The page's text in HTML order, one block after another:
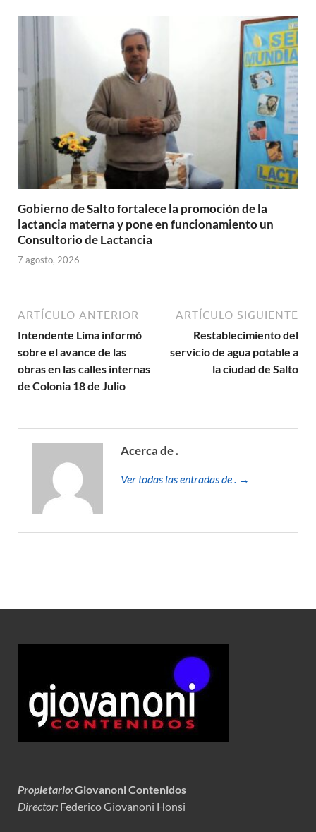
Gobierno de Salto fortalece la promoción de la
lactancia materna y pone en funcionamiento un
Consultorio de Lactancia
7 agosto, 2026
ARTÍCULO ANTERIOR
Intendente Lima informó
sobre el avance de las
obras en las calles internas
de Colonia 18 de Julio
ARTÍCULO SIGUIENTE
Restablecimiento del
servicio de agua potable a
la ciudad de Salto
Acerca de .
Ver todas las entradas de . →
Propietario:Giovanoni Contenidos
Director: Federico Giovanoni Honsi